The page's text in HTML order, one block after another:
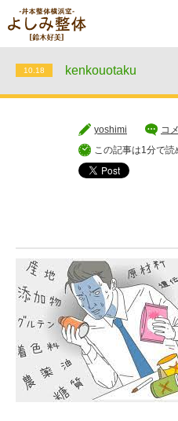
10.18 kenkouotaku
yoshimi
コ
この記事は1分で読